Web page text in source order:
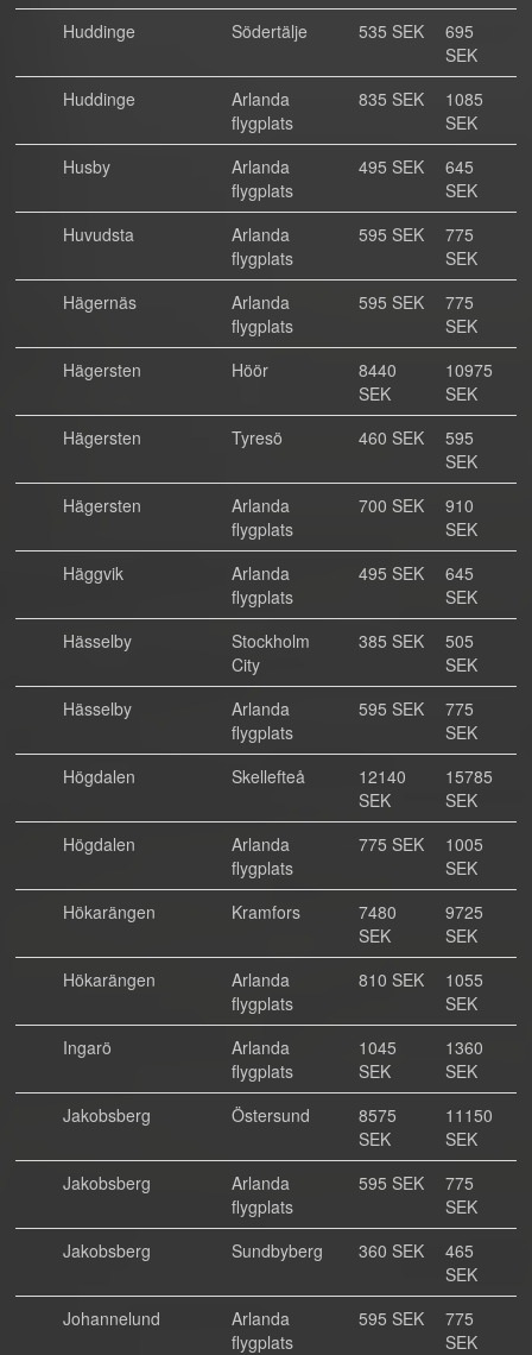
Huddinge
Södertälje 535 SEK
695
SEK
Huddinge
Arlanda
flygplats
835 SEK
1085
SEK
Husby
Arlanda
flygplats
495 SEK
645
SEK
Huvudsta
Arlanda
flygplats
595 SEK
775
SEK
Hägernäs
Arlanda
flygplats
595 SEK
775
SEK
Hägersten
Höör
8440
SEK
10975
SEK
Hägersten
Tyresö 460 SEK
595
SEK
Hägersten
Arlanda
flygplats
700 SEK
910
SEK
Häggvik
Arlanda
flygplats
495 SEK
645
SEK
Hässelby
Stockholm
City
385 SEK
505
SEK
Hässelby
Arlanda
flygplats
595 SEK
775
SEK
Högdalen
Skellefteå
12140
SEK
15785
SEK
Högdalen
Arlanda
flygplats
775 SEK
1005
SEK
Hökarängen
Kramfors
7480
SEK
9725
SEK
Hökarängen
Arlanda
flygplats
810 SEK
1055
SEK
Ingarö
Arlanda
flygplats
1045
SEK
1360
SEK
Jakobsberg
Östersund
8575
SEK
11150
SEK
Jakobsberg
Arlanda
flygplats
595 SEK
775
SEK
Jakobsberg
Sundbyberg 360 SEK
465
SEK
Johannelund
Arlanda
flygplats
595 SEK
775
SEK